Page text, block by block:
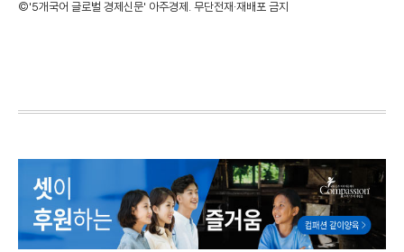
©'5개국어 글로벌 경제신문' 아주경제. 무단전재·재배포 금지